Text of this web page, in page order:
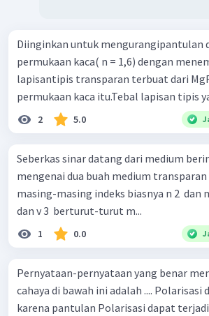
Diinginkan untuk mengurangipantulan
permukaan kaca( n = 1,6) dengan
lapisantipis transparan terbuat dari MgF
permukaan kaca itu.Tebal lapisan tipis
2 5.0
Seberkas sinar datang dari medium
mengenai dua buah medium
masing-masing indeks biasnya n 2 ​ dan n
dan v 3 ​ berturut-turut m...
1 0.0
Pernyataan-pernyataan yang benar
cahaya di bawah ini adalah .... Polarisasi dapat terjadi
karena pantulan Polarisasi dapat terjadi dengan